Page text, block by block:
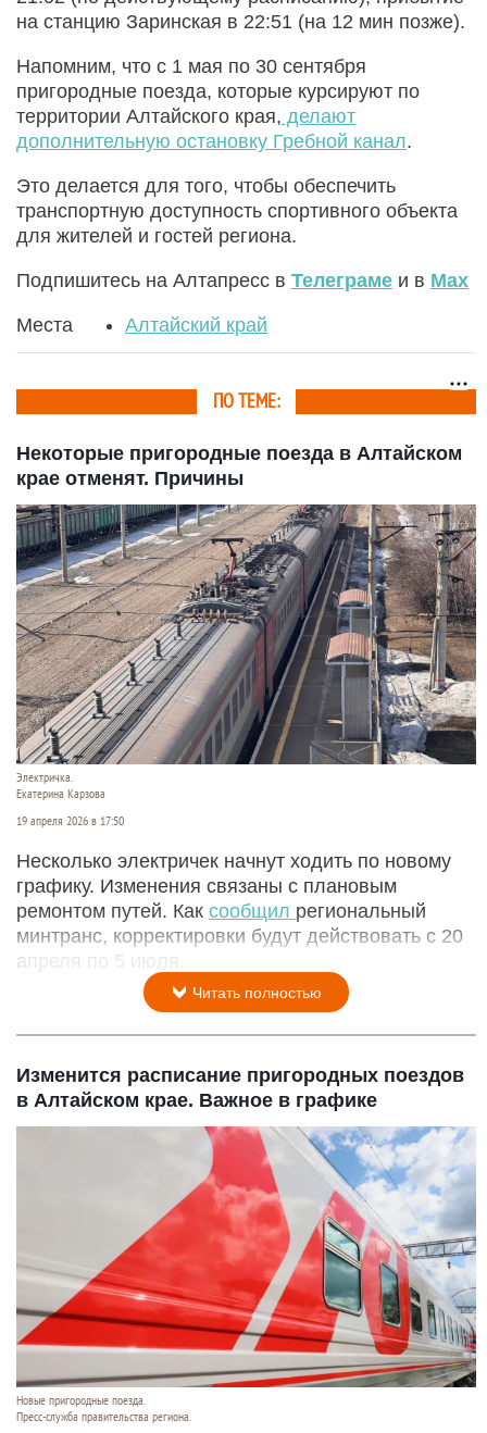
на станцию Заринская в 22:51 (на 12 мин позже).
Напомним, что с 1 мая по 30 сентября
пригородные поезда, которые курсируют по
территории Алтайского края, делают
дополнительную остановку Гребной канал.
Это делается для того, чтобы обеспечить
транспортную доступность спортивного объекта
для жителей и гостей региона.
Подпишитесь на Алтапресс в Телеграме и в Max
Места Алтайский край
ПО ТЕМЕ:
Некоторые пригородные поезда в Алтайском
крае отменят. Причины
Электричка.
Екатерина Карзова
19 апреля 2026 в 17:50
Несколько электричек начнут ходить по новому
графику. Изменения связаны с плановым
ремонтом путей. Как сообщил региональный
минтранс, корректировки будут действовать с 20
апреля по 5 июля.
Читать полностью
Изменится расписание пригородных поездов
в Алтайском крае. Важное в графике
Новые пригородные поезда.
Пресс-служба правительства региона.